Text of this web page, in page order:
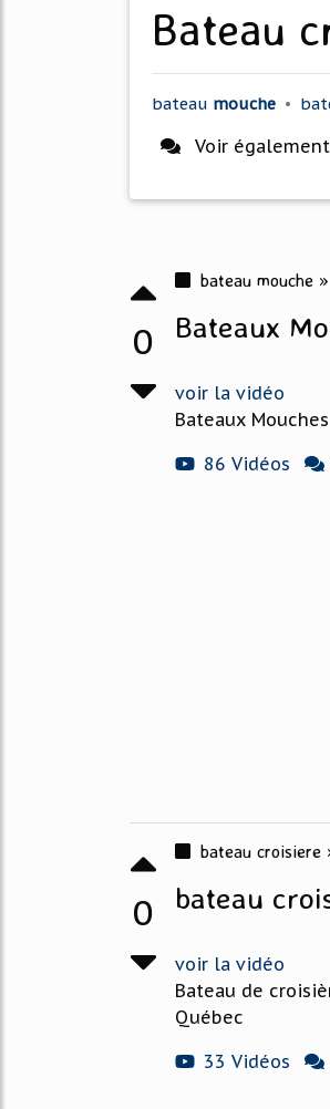
bateau
bateau mouche •
Voir également
0
bateau mouche »
Bateaux
voir la vidéo
Bateaux Mouches
86 Vidéos
0
bateau croisiere
bateau
voir la vidéo
Bateau de
Québec
33 Vidéos